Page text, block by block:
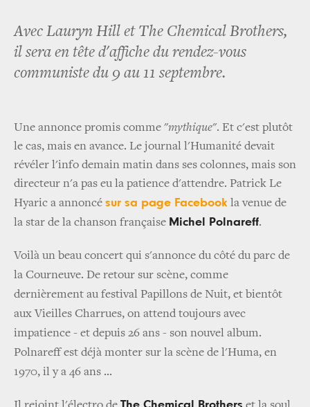
Avec Lauryn Hill et The Chemical Brothers,
il sera en tête d'affiche du rendez-vous
communiste du 9 au 11 septembre.
Une annonce promis comme "mythique". Et c'est plutôt
le cas, mais en avance. Le journal l'Humanité devait
révéler l'info demain matin dans ses colonnes, mais son
directeur n'a pas eu la patience d'attendre. Patrick Le
Hyaric a annoncé sur sa page Facebook la venue de
la star de la chanson française Michel Polnareff.
Voilà un beau concert qui s'annonce du côté du parc de
la Courneuve. De retour sur scène, comme
dernièrement au festival Papillons de Nuit, et bientôt
aux Vieilles Charrues, on attend toujours avec
impatience - et depuis 26 ans - son nouvel album.
Polnareff est déjà monter sur la scène de l'Huma, en
1970, il y a 46 ans ...